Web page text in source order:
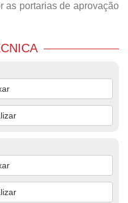
as portarias de aprovação